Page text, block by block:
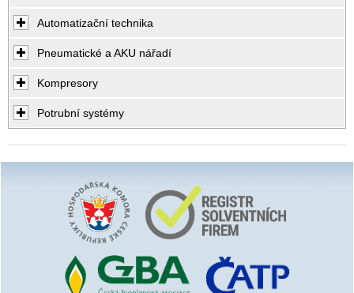
Automatizační technika
Pneumatické a AKU nářadí
Kompresory
Potrubní systémy